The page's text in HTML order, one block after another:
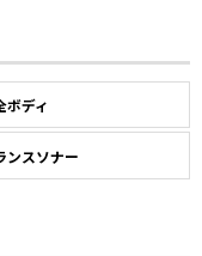
ボディ
ンスソナー